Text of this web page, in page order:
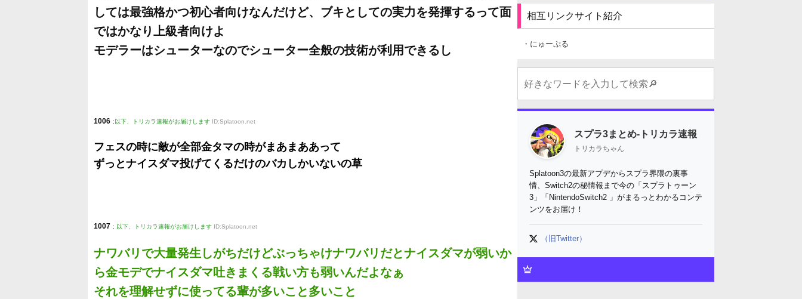
しては最強格かつ初心者向けなんだけど、ブキとしての実力を発揮するって面
ではかなり上級者向けよ
モデラーはシューターなのでシューター全般の技術が利用できるし
1006 : 以下、トリカラ速報がお届けします ID:Splatoon.net
フェスの時に敵が全部金タマの時がまあまああって
ずっとナイスダマ投げてくるだけのバカしかいないの草
1007 : 以下、トリカラ速報がお届けします ID:Splatoon.net
ナワバリで大量発生しがちだけどぶっちゃけナワバリだとナイスダマが弱いか
ら金モデでナイスダマ吐きまくる戦い方も弱いんだよなぁ
それを理解せずに使ってる輩が多いこと多いこと
相互リンクサイト紹介
・にゅーぷる
スプラ3まとめ-トリカラ速報
トリカラちゃん
Splatoon3の最新アプデからスプラ界隈の裏事
情、Switch2の秘情報まで今の「スプラトゥーン
3」「NintendoSwitch2 」がまるっとわかるコンテ
ンツをお届け！
（旧Twitter）